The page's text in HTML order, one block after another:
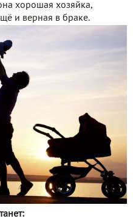
хорошая хозяйка,
и верная в браке.